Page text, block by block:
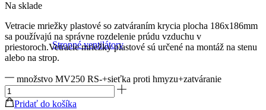
Stropné ventilátory
Na sklade
Vetracie mriežky plastové so zatváraním krycia plocha 186x186mm
sa používajú na správne rozdelenie prúdu vzduchu v
priestoroch.Vetracie mriežky plastové sú určené na montáž na stenu
alebo na strop.
množstvo MV250 RS-+sieťka proti hmyzu+zatváranie
Pridať do košíka